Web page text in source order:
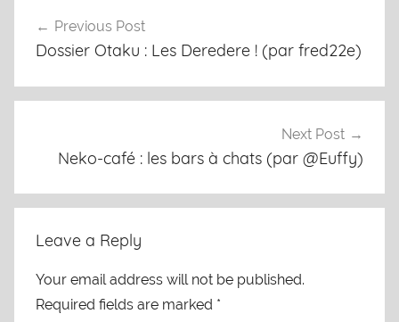
Post
navigation
Previous Post
Dossier Otaku : Les Deredere ! (par fred22e)
Next Post
Neko-café : les bars à chats (par @Euffy)
Leave a Reply
Your email address will not be published.
Required fields are marked *